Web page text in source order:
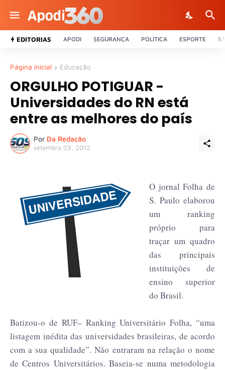
EDITORIAS APODI SEGURANÇA POLÍTICA ESPORTE
Página inicial Educação
ORGULHO POTIGUAR -
Universidades do RN está
entre as melhores do país
Por Da Redação
setembro 03, 2012
O jornal Folha de
S. Paulo elaborou
um ranking
próprio para
traçar um quadro
das principais
instituições de
ensino superior
do Brasil.
Batizou-o de RUF– Ranking Universitário Folha, “uma
listagem inédita das universidades brasileiras, de acordo
com a sua qualidade”. Não entraram na relação o nome
de Centros Universitários. Baseia-se numa metodologia